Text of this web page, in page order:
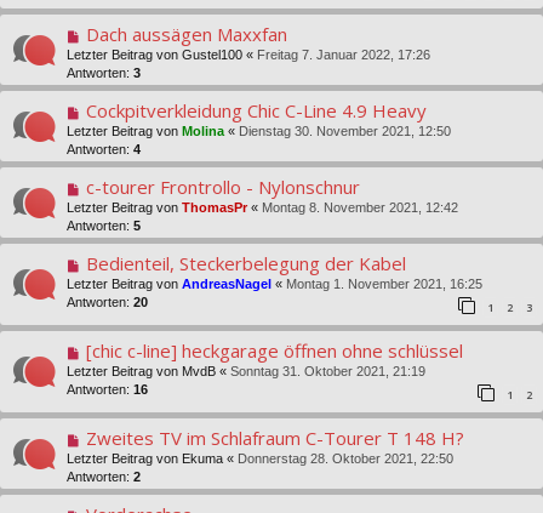
Dach aussägen Maxxfan
Letzter Beitrag von Gustel100 « Freitag 7. Januar 2022, 17:26
Antworten: 3
Cockpitverkleidung Chic C-Line 4.9 Heavy
Letzter Beitrag von Molina « Dienstag 30. November 2021, 12:50
Antworten: 4
c-tourer Frontrollo - Nylonschnur
Letzter Beitrag von ThomasPr« Montag 8. November 2021, 12:42
Antworten: 5
Bedienteil, Steckerbelegung der Kabel
Letzter Beitrag von AndreasNagel « Montag 1. November 2021, 16:25
Antworten: 20 1 2 3
[chic c-line] heckgarage öffnen ohne schlüssel
Letzter Beitrag von MvdB « Sonntag 31. Oktober 2021, 21:19
Antworten: 16 1 2
Zweites TV im Schlafraum C-Tourer T 148 H?
Letzter Beitrag von Ekuma « Donnerstag 28. Oktober 2021, 22:50
Antworten: 2